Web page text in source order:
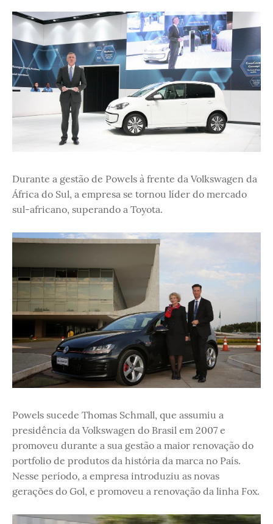
Durante a gestão de Powels à frente da Volkswagen da
África do Sul, a empresa se tornou líder do mercado
sul-africano, superando a Toyota.
Powels sucede Thomas Schmall, que assumiu a
presidência da Volkswagen do Brasil em 2007 e
promoveu durante a sua gestão a maior renovação do
portfolio de produtos da história da marca no País.
Nesse período, a empresa introduziu as novas
gerações do Gol, e promoveu a renovação da linha Fox.